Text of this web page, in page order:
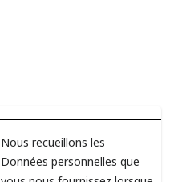
Nous recueillons les
Données personnelles que